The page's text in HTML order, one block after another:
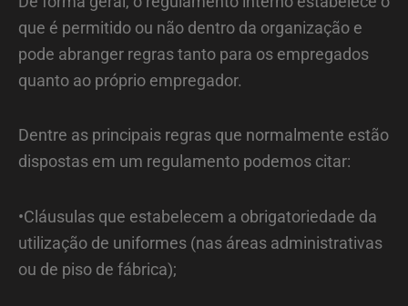
que é permitido ou não dentro da organização e
pode abranger regras tanto para os empregados
quanto ao próprio empregador.
Dentre as principais regras que normalmente estão
dispostas em um regulamento podemos citar:
•Cláusulas que estabelecem a obrigatoriedade da
utilização de uniformes (nas áreas administrativas
ou de piso de fábrica);